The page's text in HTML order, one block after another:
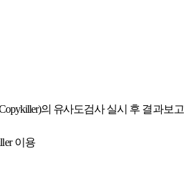
의 유사도검사 실시 후 결과보
이용